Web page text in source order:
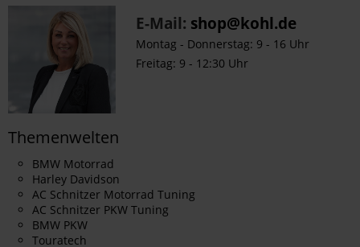
E-Mail: shop@kohl.de
Montag - Donnerstag: 9 - 16 Uhr
Freitag: 9 - 12:30 Uhr
Themenwelten
BMW Motorrad
Harley Davidson
AC Schnitzer Motorrad Tuning
AC Schnitzer PKW Tuning
BMW PKW
Touratech